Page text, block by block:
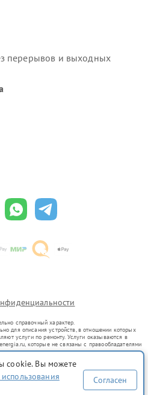
перерывов и выходных
справочный характер.
для описания устройств, в отношении которых
услуги по ремонту. Услуги оказываются в
которые не связаны с правообладателями
в гражданский оборот в соответствии
цели индивидуализации услуг или введения
о предоставляемых услугах по
cookie. Вы можете
Согласен